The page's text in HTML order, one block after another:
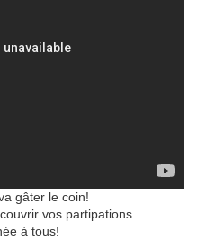
gâter le coin!
vos partipations
à tous!